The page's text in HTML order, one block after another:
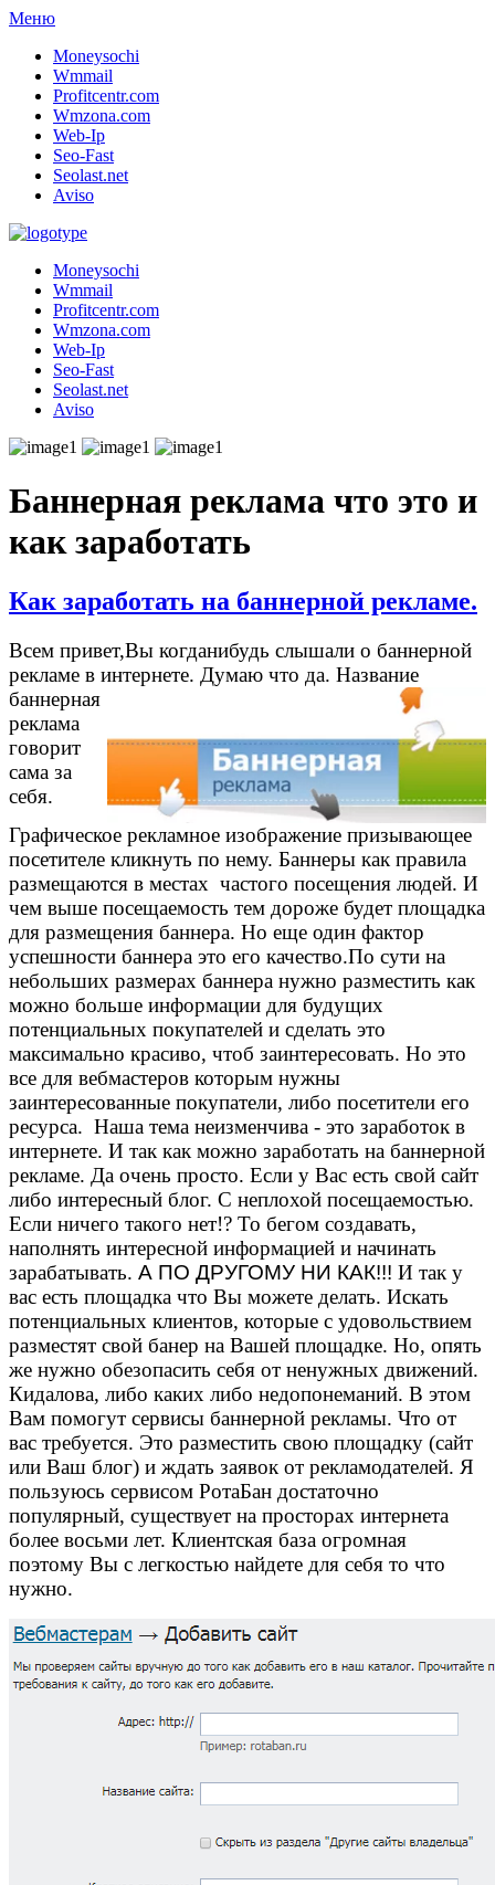
Меню
Moneysochi
Wmmail
Profitcentr.com
Wmzona.com
Web-Ip
Seo-Fast
Seolast.net
Aviso
Moneysochi
Wmmail
Profitcentr.com
Wmzona.com
Web-Ip
Seo-Fast
Seolast.net
Aviso
Баннерная реклама что это и
как заработать
Как заработать на баннерной рекламе.
Всем привет,Вы когданибудь слышали о баннерной
рекламе в интернете. Думаю что да. Название
баннерная
реклама
говорит
сама за
себя.
Графическое рекламное изображение призывающее
посетителе кликнуть по нему. Баннеры как правила
размещаются в местах частого посещения людей. И
чем выше посещаемость тем дороже будет площадка
для размещения баннера. Но еще один фактор
успешности баннера это его качество.По сути на
небольших размерах баннера нужно разместить как
можно больше информации для будущих
потенциальных покупателей и сделать это
максимально красиво, чтоб заинтересовать. Но это
все для вебмастеров которым нужны
заинтересованные покупатели, либо посетители его
ресурса. Наша тема неизменчива - это заработок в
интернете. И так как можно заработать на баннерной
рекламе. Да очень просто. Если у Вас есть свой сайт
либо интересный блог. С неплохой посещаемостью.
Если ничего такого нет!? То бегом создавать,
наполнять интересной информацией и начинать
зарабатывать. А ПО ДРУГОМУ НИ КАК!!! И так у
вас есть площадка что Вы можете делать. Искать
потенциальных клиентов, которые с удовольствием
разместят свой банер на Вашей площадке. Но, опять
же нужно обезопасить себя от ненужных движений.
Кидалова, либо каких либо недопонеманий. В этом
Вам помогут сервисы баннерной рекламы. Что от
вас требуется. Это разместить свою площадку (сайт
или Ваш блог) и ждать заявок от рекламодателей. Я
пользуюсь сервисом РотаБан достаточно
популярный, существует на просторах интернета
более восьми лет. Клиентская база огромная
поэтому Вы с легкостью найдете для себя то что
нужно.